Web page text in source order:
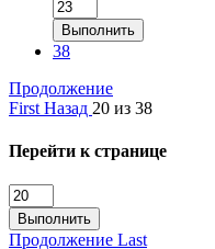
Выполнить
38
Продолжение
First Назад 20 из 38
Перейти к странице
Выполнить
Продолжение Last